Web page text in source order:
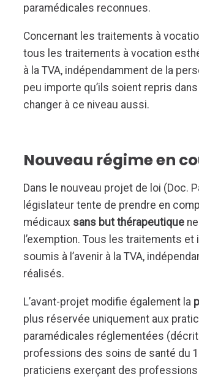
paramédicales reconnues.
Concernant les traitements à
tous les traitements à vocation
à la TVA, indépendamment de la
peu importe qu’ils soient repris
changer à ce niveau aussi.
Nouveau régime en
Dans le nouveau projet de loi (Doc.
législateur tente de prendre en
médicaux sans but thérapeutique
l’exemption. Tous les traitements
soumis à l’avenir à la TVA,
réalisés.
L’avant-projet modifie également la
plus réservée uniquement aux
paramédicales réglementées
professions des soins de santé du
praticiens exerçant des